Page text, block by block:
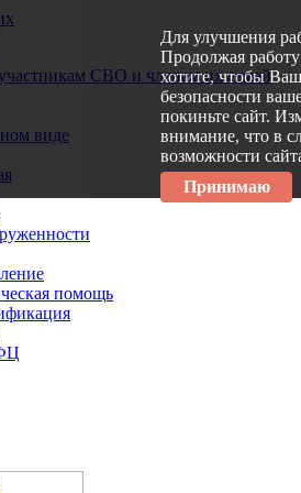
СВО и членам их семей
виде
помощь
Для улучшения
Продолжая
хотите, чтобы
безопасности
покиньте сайт.
внимание, что в
возможности
Принимаю